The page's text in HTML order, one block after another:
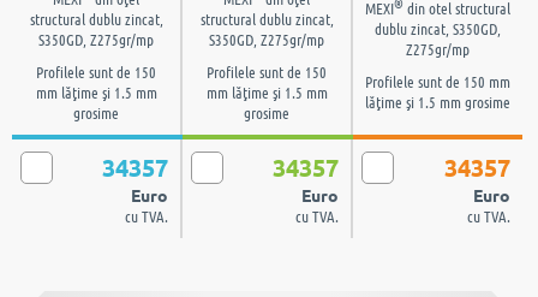
structural dublu zincat,
S350GD, Z275gr/mp
Profilele sunt de 150
mm lăţime şi 1.5 mm
grosime
structural dublu zincat,
S350GD, Z275gr/mp
Profilele sunt de 150
mm lăţime şi 1.5 mm
grosime
MEXI
din otel structural
dublu zincat, S350GD,
Z275gr/mp
Profilele sunt de 150 mm
lăţime şi 1.5 mm grosime
34357
Euro
cu TVA.
34357
Euro
cu TVA.
34357
Euro
cu TVA.